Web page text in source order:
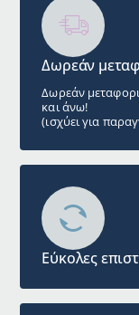
Δωρεάν
Δωρεάν
και άνω!
(ισχύει για
Εύκολες